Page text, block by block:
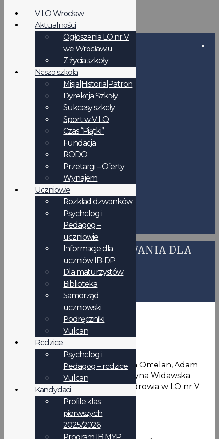
WYNIKI WYSZUKIWANIA DLA
Promocja zdrowia
Zespół ds. Promocji Zdrowia Adam Omelan, Adam
Karasewicz, Michał Mikołajko, Grażyna Widawska
Prezentacje uczniów Promocja zdrowia w LO nr V
V LO Wrocław
Aktualności
Ogłoszenia LO nr V
we Wrocławiu
Z życia szkoły
Nasza szkoła
Misja|Historia|Patron
Dyrekcja Szkoły
Sukcesy szkoły
Sport w V LO
Czas “Piątki”
Fundacja
RODO
Przetargi – Oferty
Wynajem
Uczniowie
Rozkład dzwonków
Psycholog i
Pedagog –
uczniowie
Informacje dla
uczniów IB-DP
Dla maturzystów
Biblioteka
Samorząd
uczniowski
Podręczniki
Vulcan
Rodzice
Psycholog i
Pedagog – rodzice
Vulcan
Kandydaci
Profile klas
pierwszych
2025/2026
Program IB MYP